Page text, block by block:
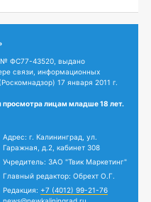
№ ФС77-43520, выдано
связи, информационных
17 января 2011 г.
просмотра лицам младше 18 лет.
Адрес: г. Калининград, ул.
Гаражная, д.2, кабинет 308
Учредитель: ЗАО "Твик Маркетинг"
Главный редактор: Обрехт О.Г.
Редакция: +7 (4012) 99-21-76